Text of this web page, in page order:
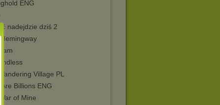
ENG
nadejdzie dziś 2
Hemingway
Village PL
Billions ENG
of Mine